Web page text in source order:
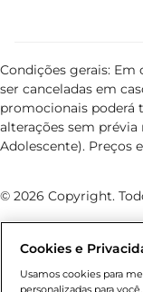
Condições gerais:
ser canceladas em
promocionais poderá
alterações sem prévia
Adolescente). Preços
© 2026 Copyright.
Cookies e
Usamos cookies para
personalizadas para